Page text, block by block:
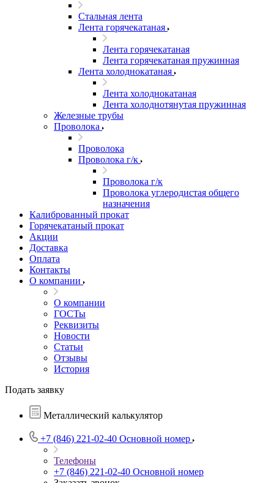
Стальная лента
Лента горячекатаная
Лента горячекатаная
Лента горячекатаная пружинная
Лента холоднокатаная
Лента холоднокатаная
Лента холоднотянутая пружинная
Железные трубы
Проволока
Проволока
Проволока г/к
Проволока г/к
Проволока углеродистая общего
назначения
Калиброванный прокат
Горячекатаный прокат
Акции
Доставка
Оплата
Контакты
О компании
О компании
ГОСТы
Реквизиты
Новости
Статьи
Отзывы
История
Подать заявку
Металлический калькулятор
+7 (846) 221-02-40 Основной номер
Телефоны
+7 (846) 221-02-40 Основной номер